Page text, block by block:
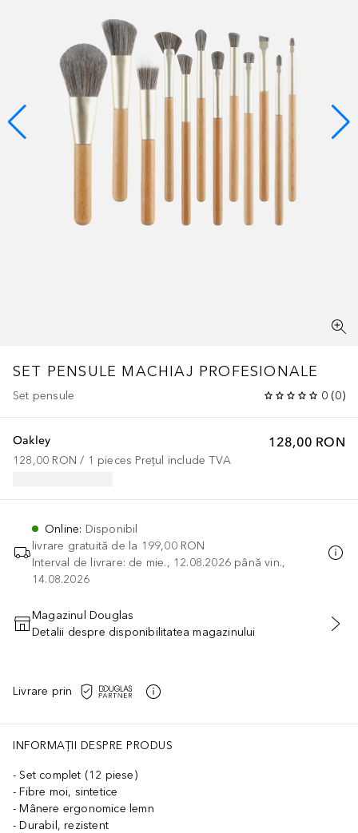
SET PENSULE MACHIAJ PROFESIONALE
Set pensule 0 (0)
128,00 RON
Oakley
128,00 RON / 1 pieces Prețul include TVA
Online: Disponibil
livrare gratuită de la 199,00 RON
Interval de livrare: de mie., 12.08.2026 până vin.,
14.08.2026
ADĂUGAȚI ÎN COŞ
Magazinul Douglas
Detalii despre disponibilitatea magazinului
Livrare prin
INFORMAȚII DESPRE PRODUS
Set complet (12 piese)
Fibre moi, sintetice
Mânere ergonomice lemn
Durabil, rezistent